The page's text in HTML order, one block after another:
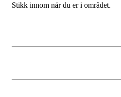
Stikk innom når du er i området.